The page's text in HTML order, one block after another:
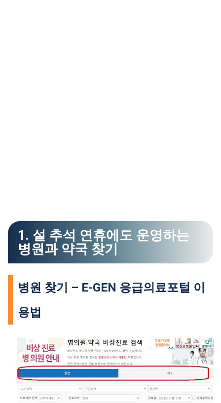
1. 설 추석 연휴에도 운영하는
병원과 약국 찾기
병원 찾기 – E-GEN 응급의료포털 이
용법